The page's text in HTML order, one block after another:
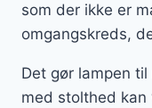
som der ikke er
omgangskreds,
Det gør lampen
med stolthed kan